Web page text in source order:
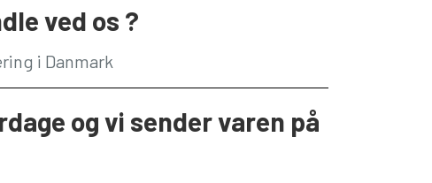
ved os ?
i Danmark
og vi sender varen på